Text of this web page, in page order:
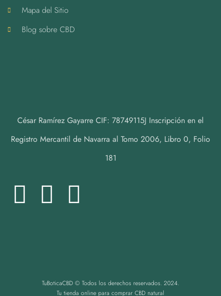
Mapa del Sitio
Blog sobre CBD
César Ramírez Gayarre CIF: 78749115J Inscripción en el
Registro Mercantil de Navarra al Tomo 2006, Libro 0, Folio
181
TuBoticaCBD © Todos los derechos reservados. 2024.
Tu tienda online para comprar CBD natural